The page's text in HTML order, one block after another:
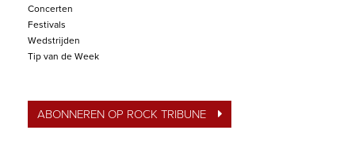
Concerten
Festivals
Wedstrijden
Tip van de Week
ABONNEREN OP ROCK TRIBUNE